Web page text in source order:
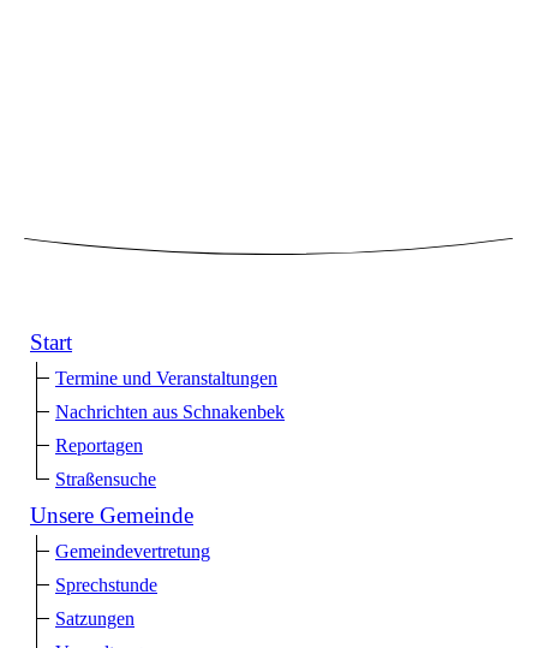
Start
Termine und Veranstaltungen
Nachrichten aus Schnakenbek
Reportagen
Straßensuche
Unsere Gemeinde
Gemeindevertretung
Sprechstunde
Satzungen